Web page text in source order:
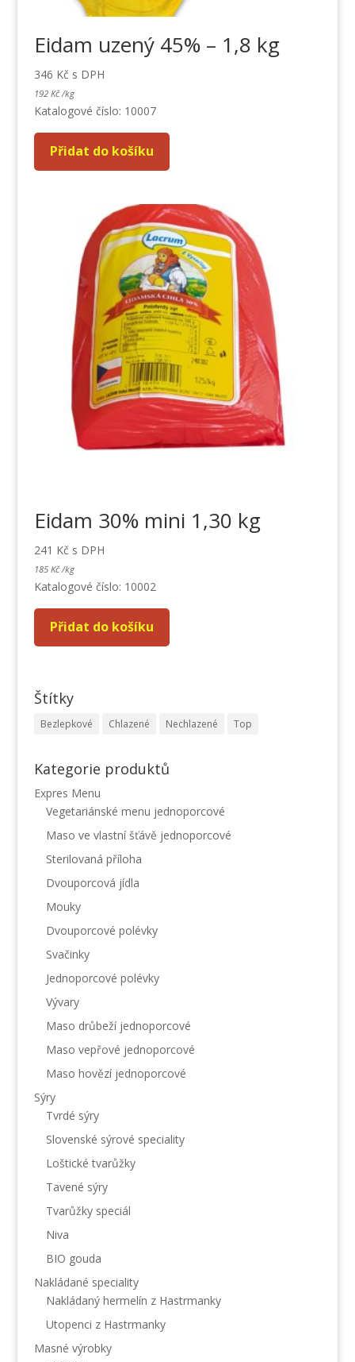
Eidam uzený 45% – 1,8 kg
346 Kč s DPH
192 Kč /kg
Katalogové číslo: 10007
Přidat do košíku
Eidam 30% mini 1,30 kg
241 Kč s DPH
185 Kč /kg
Katalogové číslo: 10002
Přidat do košíku
Štítky
Bezlepkové Chlazené Nechlazené Top
Kategorie produktů
Expres Menu
Vegetariánské menu jednoporcové
Maso ve vlastní šťávě jednoporcové
Sterilovaná příloha
Dvouporcová jídla
Mouky
Dvouporcové polévky
Svačinky
Jednoporcové polévky
Vývary
Maso drůbeží jednoporcové
Maso vepřové jednoporcové
Maso hovězí jednoporcové
Sýry
Tvrdé sýry
Slovenské sýrové speciality
Loštické tvarůžky
Tavené sýry
Tvarůžky speciál
Niva
BIO gouda
Nakládané speciality
Nakládaný hermelín z Hastrmanky
Utopenci z Hastrmanky
Masné výrobky